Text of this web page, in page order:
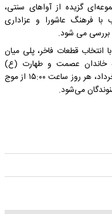
گزیده از آواهای سنتی،
فرهنگ عاشورا و عزاداری
بررسی می شود.
انتخاب قطعات فاخر، پلی میان
خاندان عصمت و طهارت (ع)
باشد.گفتنی است : «باغ ارغوان» از شنبه ۳۰ خرداد، هر روز ساعت ۱۵:۰۰ از موج